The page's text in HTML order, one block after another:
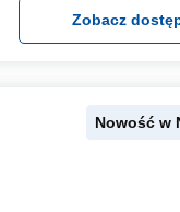
Zobacz
Nowość w